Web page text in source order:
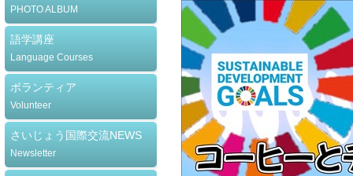
PHOTO ALBUM
語学講座
Language Courses
ボランティア
Volunteer
さいじょう国際交流NEWS
Newsletter